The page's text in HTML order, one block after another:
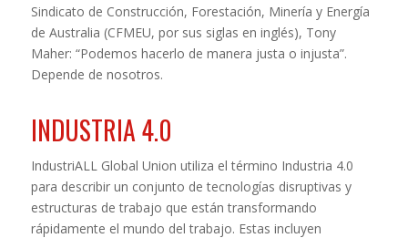
Sindicato de Construcción, Forestación, Minería y Energía
de Australia (CFMEU, por sus siglas en inglés), Tony
Maher: “Podemos hacerlo de manera justa o injusta”.
Depende de nosotros.
INDUSTRIA 4.0
IndustriALL Global Union utiliza el término Industria 4.0
para describir un conjunto de tecnologías disruptivas y
estructuras de trabajo que están transformando
rápidamente el mundo del trabajo. Estas incluyen